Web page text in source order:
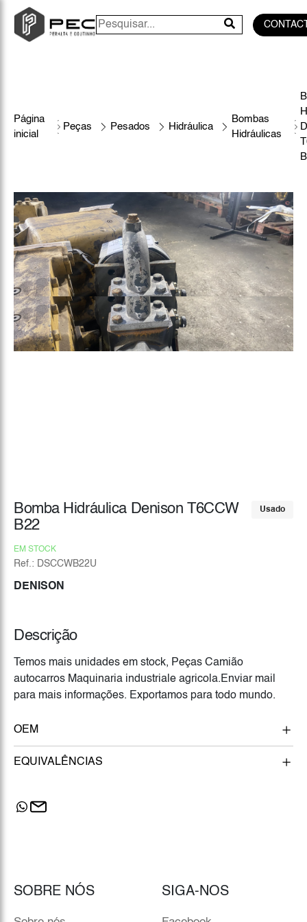
Página
inicial
Peças Pesados Hidráulica
Bombas
Hidráulicas
Usado
Bomba Hidráulica Denison T6CCW
B22
EM STOCK
Ref.: DSCCWB22U
DENISON
Descrição
Temos mais unidades em stock, Peças Camião
autocarros Maquinaria industriale agricola.Enviar mail
para mais informações. Exportamos para todo mundo.
OEM
EQUIVALÊNCIAS
SOBRE NÓS SIGA-NOS